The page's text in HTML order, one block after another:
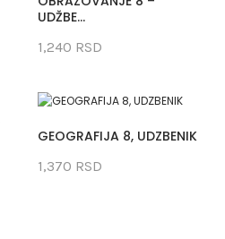
UDŽBE...
1,240 RSD
GEOGRAFIJA 8, UDZBENIK
1,370 RSD